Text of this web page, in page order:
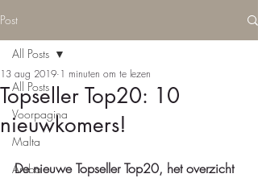
Post
All Posts
Voorpagina
Malta
Aruba
All Posts
Topseller Top20: 10
nieuwkomers!
13 aug 2019 1 minuten om te lezen
De nieuwe Topseller Top20, het overzicht